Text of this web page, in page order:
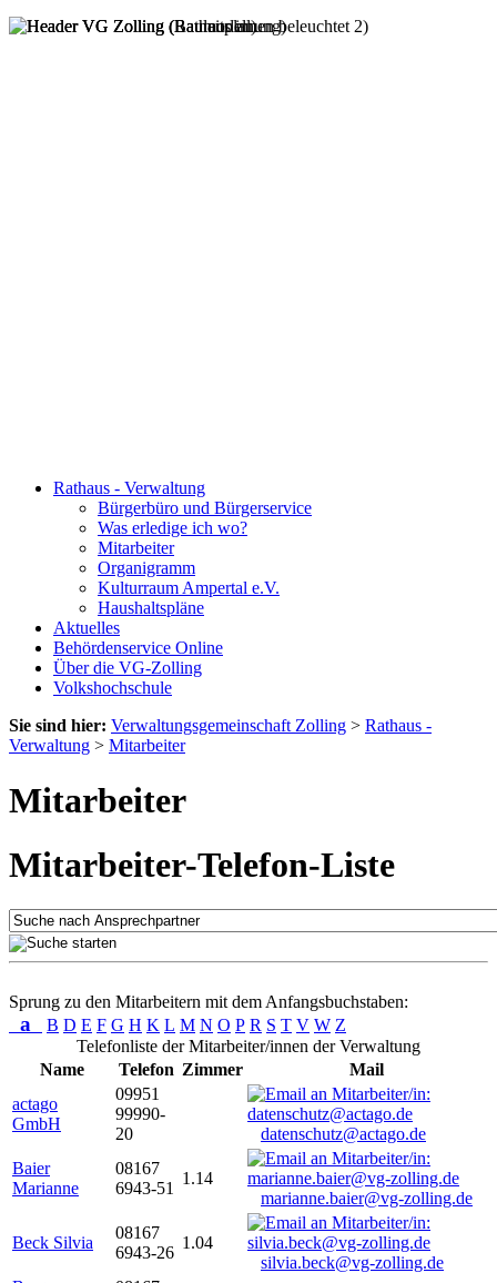
Rathaus - Verwaltung
Bürgerbüro und Bürgerservice
Was erledige ich wo?
Mitarbeiter
Organigramm
Kulturraum Ampertal e.V.
Haushaltspläne
Aktuelles
Behördenservice Online
Über die VG-Zolling
Volkshochschule
Sie sind hier: Verwaltungsgemeinschaft Zolling > Rathaus -
Verwaltung > Mitarbeiter
Mitarbeiter
Mitarbeiter-Telefon-Liste
Sprung zu den Mitarbeitern mit dem Anfangsbuchstaben:
a B D E F G H K L M N O P R S T V W Z
Telefonliste der Mitarbeiter/innen der Verwaltung
Name
Telefon Zimmer
Mail
actago
GmbH
09951
99990-
20
datenschutz@actago.de
Baier
Marianne
08167
6943-51
1.14
marianne.baier@vg-zolling.de
Beck Silvia
08167
6943-26
1.04
silvia.beck@vg-zolling.de